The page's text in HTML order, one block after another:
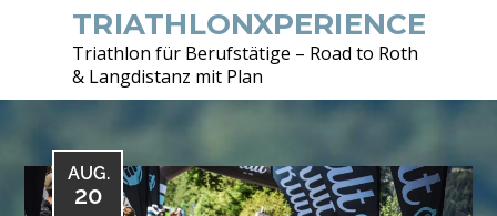
TRIATHLONXPERIENCE
Triathlon für Berufstätige – Road to Roth
& Langdistanz mit Plan
AUG.
20